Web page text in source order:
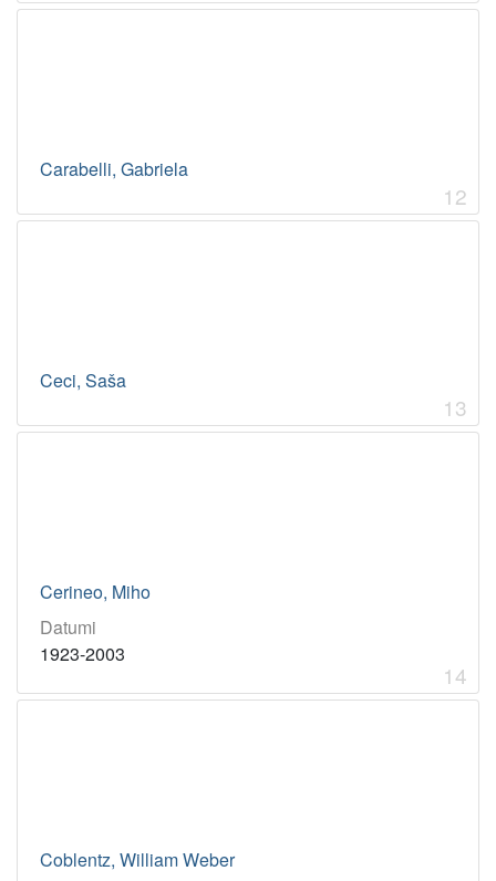
Carabelli, Gabriela
12
Ceci, Saša
13
Cerineo, Miho
Datumi
1923-2003
14
Coblentz, William Weber